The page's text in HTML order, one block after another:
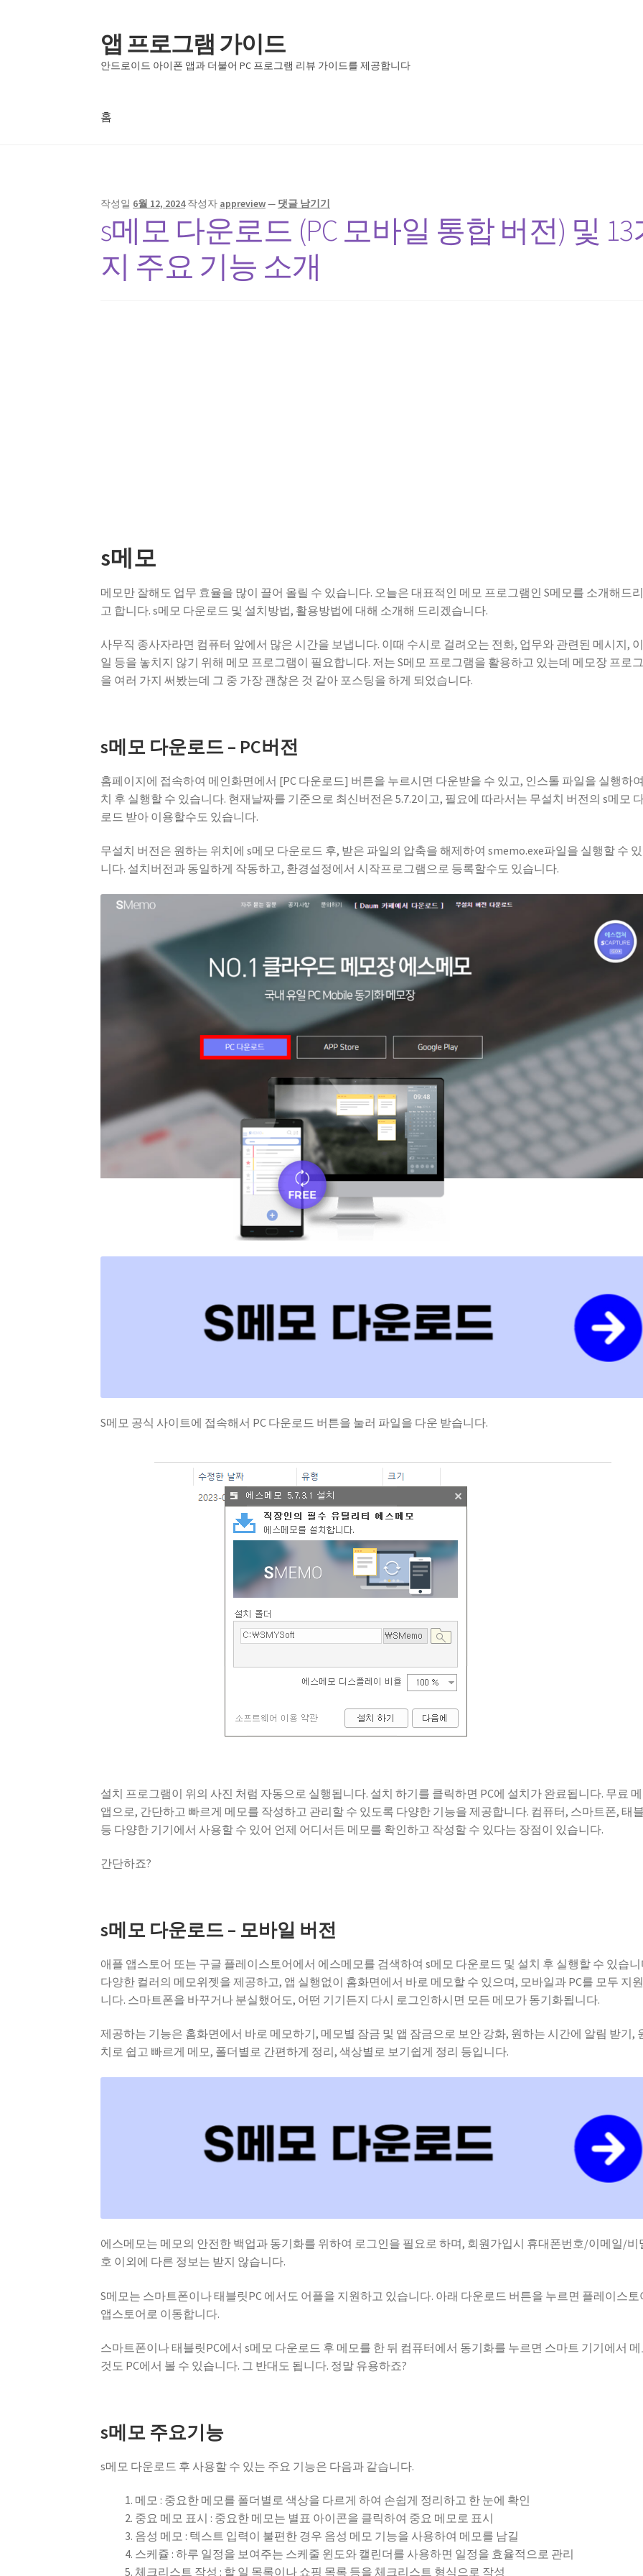
탐
색
으
건
너
컨
텐
츠
건
너
앱 프로그램 가이드
안드로이드 아이폰 앱과 더불어 PC 프로그램 리뷰 가이드를 제공합니다
홈
작성일 6월 12, 2024 작성자 appreview— 댓글 남기기
s메모 다운로드 (PC 모바일 통합 버전) 및 13
지 주요 기능 소개
s메모
메모만 잘해도 업무 효율을 많이 끌어 올릴 수 있습니다. 오늘은 대표적인 메모 프로그램인 S메모를 소개해드
고 합니다. s메모 다운로드 및 설치방법, 활용방법에 대해 소개해 드리겠습니다.
사무직 종사자라면 컴퓨터 앞에서 많은 시간을 보냅니다. 이때 수시로 걸려오는 전화, 업무와 관련된 메시지,
일 등을 놓치지 않기 위해 메모 프로그램이 필요합니다. 저는 S메모 프로그램을 활용하고 있는데 메모장 프로
을 여러 가지 써봤는데 그 중 가장 괜찮은 것 같아 포스팅을 하게 되었습니다.
s메모 다운로드 – PC버전
홈페이지에 접속하여 메인화면에서 [PC 다운로드] 버튼을 누르시면 다운받을 수 있고, 인스톨 파일을 실행하
치 후 실행할 수 있습니다. 현재날짜를 기준으로 최신버전은 5.7.2이고, 필요에 따라서는 무설치 버전의 s메모
로드 받아 이용할수도 있습니다.
무설치 버전은 원하는 위치에 s메모 다운로드 후, 받은 파일의 압축을 해제하여 smemo.exe파일을 실행할 수
니다. 설치버전과 동일하게 작동하고, 환경설정에서 시작프로그램으로 등록할수도 있습니다.
S메모 공식 사이트에 접속해서 PC 다운로드 버튼을 눌러 파일을 다운 받습니다.
설치 프로그램이 위의 사진 처럼 자동으로 실행됩니다. 설치 하기를 클릭하면 PC에 설치가 완료됩니다. 무료 메
앱으로, 간단하고 빠르게 메모를 작성하고 관리할 수 있도록 다양한 기능을 제공합니다. 컴퓨터, 스마트폰, 태
등 다양한 기기에서 사용할 수 있어 언제 어디서든 메모를 확인하고 작성할 수 있다는 장점이 있습니다.
간단하죠?
s메모 다운로드 – 모바일 버전
애플 앱스토어 또는 구글 플레이스토어에서 에스메모를 검색하여 s메모 다운로드 및 설치 후 실행할 수 있습니
다양한 컬러의 메모위젯을 제공하고, 앱 실행없이 홈화면에서 바로 메모할 수 있으며, 모바일과 PC를 모두 지
니다. 스마트폰을 바꾸거나 분실했어도, 어떤 기기든지 다시 로그인하시면 모든 메모가 동기화됩니다.
제공하는 기능은 홈화면에서 바로 메모하기, 메모별 잠금 및 앱 잠금으로 보안 강화, 원하는 시간에 알림 받기,
치로 쉽고 빠르게 메모, 폴더별로 간편하게 정리, 색상별로 보기쉽게 정리 등입니다.
에스메모는 메모의 안전한 백업과 동기화를 위하여 로그인을 필요로 하며, 회원가입시 휴대폰번호/이메일/비
호 이외에 다른 정보는 받지 않습니다.
S메모는 스마트폰이나 태블릿PC 에서도 어플을 지원하고 있습니다. 아래 다운로드 버튼을 누르면 플레이스토
앱스토어로 이동합니다.
스마트폰이나 태블릿PC에서 s메모 다운로드 후 메모를 한 뒤 컴퓨터에서 동기화를 누르면 스마트 기기에서
것도 PC에서 볼 수 있습니다. 그 반대도 됩니다. 정말 유용하죠?
s메모 주요기능
s메모 다운로드 후 사용할 수 있는 주요 기능은 다음과 같습니다.
메모 : 중요한 메모를 폴더별로 색상을 다르게 하여 손쉽게 정리하고 한 눈에 확인
중요 메모 표시 : 중요한 메모는 별표 아이콘을 클릭하여 중요 메모로 표시
음성 메모 : 텍스트 입력이 불편한 경우 음성 메모 기능을 사용하여 메모를 남길
스케쥴 : 하루 일정을 보여주는 스케줄 윈도와 캘린더를 사용하면 일정을 효율적으로 관리
체크리스트 작성 : 할 일 목록이나 쇼핑 목록 등을 체크리스트 형식으로 작성